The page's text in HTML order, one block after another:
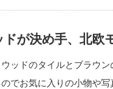
が決め手、北欧
ッドのタイルとブラウ
でお気に入りの小物や